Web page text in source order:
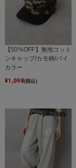
【50%OFF】無地コット
ンキャップ/カモ柄/バイ
カラー
¥1,098(税込)